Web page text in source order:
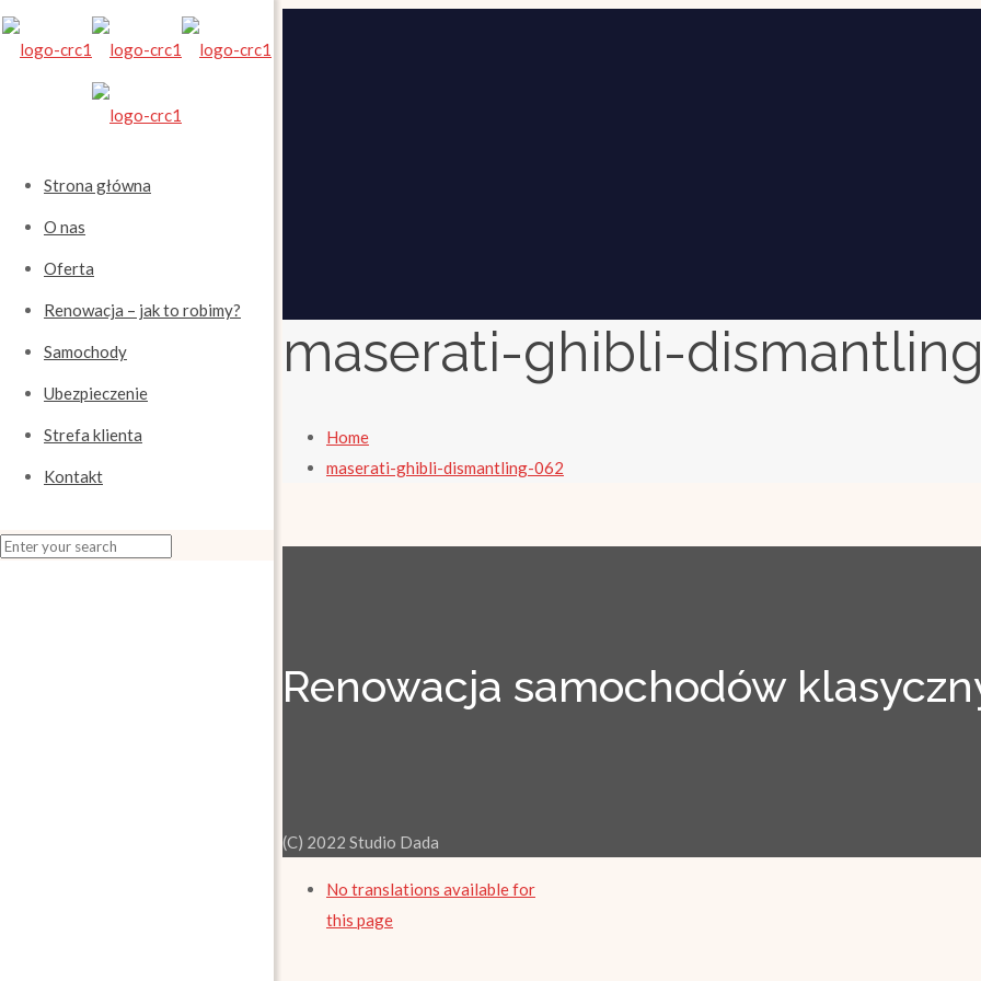
Strona główna
O nas
Oferta
Renowacja – jak to robimy?
Samochody
Ubezpieczenie
Strefa klienta
Kontakt
maserati-ghibli-
Home
maserati-ghibli-dismantling-062
Renowacja samochodów
(C) 2022 Studio Dada
No translations available for
this page